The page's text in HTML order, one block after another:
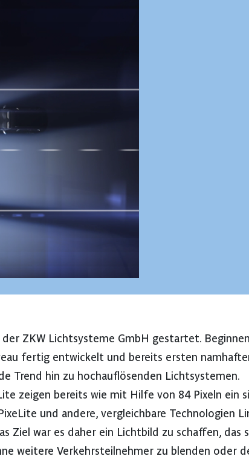
ZKW Lichtsysteme GmbH gestartet.
fertig entwickelt und bereits ersten
Trend hin zu hochauflösenden Lichtsystemen.
zeigen bereits wie mit Hilfe von 84 Pixeln ein
und andere, vergleichbare Technologien
Ziel war es daher ein Lichtbild zu schaffen, das
weitere Verkehrsteilnehmer zu blenden oder